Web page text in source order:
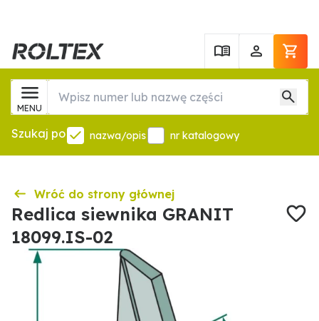
MENU
Szukaj po nazwa/opis nr katalogowy
Wróć do strony głównej
Redlica siewnika GRANIT
18099.IS-02